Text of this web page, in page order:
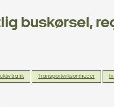
buskørsel,
trafik Transportvirksomheder